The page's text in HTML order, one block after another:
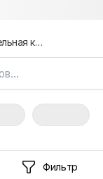
Строительная компания
Фильтр